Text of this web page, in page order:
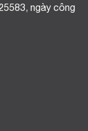
ngày công